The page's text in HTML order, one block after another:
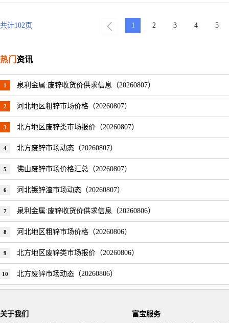
共计102页 1 2 3 4 5
热门 资讯
1 泉利金属:废锌收货价供求信息（20260807）
2 河北地区粗锌市场价格（20260807）
3 北方地区废锌类市场报价（20260807）
4 北方废锌市场动态（20260807）
5 佛山废锌市场价格汇总（20260807）
6 河北镀锌渣市场动态（20260807）
7 泉利金属:废锌收货价供求信息（20260806）
8 河北地区粗锌市场价格（20260806）
9 北方地区废锌类市场报价（20260806）
10 北方废锌市场动态（20260806）
关于我们
富宝服务